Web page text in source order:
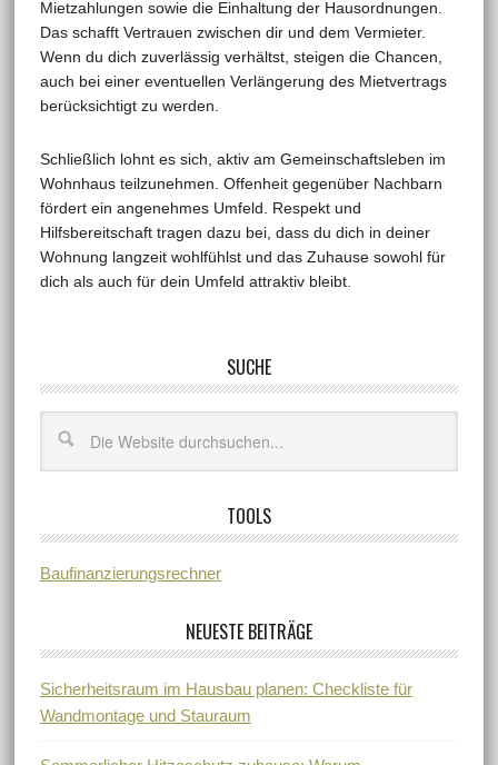
Mietzahlungen sowie die Einhaltung der Hausordnungen.
Das schafft Vertrauen zwischen dir und dem Vermieter.
Wenn du dich zuverlässig verhältst, steigen die Chancen,
auch bei einer eventuellen Verlängerung des Mietvertrags
berücksichtigt zu werden.
Schließlich lohnt es sich, aktiv am Gemeinschaftsleben im
Wohnhaus teilzunehmen. Offenheit gegenüber Nachbarn
fördert ein angenehmes Umfeld. Respekt und
Hilfsbereitschaft tragen dazu bei, dass du dich in deiner
Wohnung langzeit wohlfühlst und das Zuhause sowohl für
dich als auch für dein Umfeld attraktiv bleibt.
SUCHE
TOOLS
Baufinanzierungsrechner
NEUESTE BEITRÄGE
Sicherheitsraum im Hausbau planen: Checkliste für
Wandmontage und Stauraum